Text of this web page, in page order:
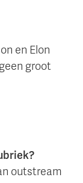
en Elon
groot
outstream